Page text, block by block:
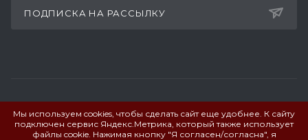
ПОДПИСКА НА РАССЫЛКУ
ПОЛИТИКА КОНФИДЕНЦИАЛЬНОСТИ
Мы используем cookies, чтобы сделать сайт еще удобнее. К сайту
подключен сервис Яндекс.Метрика, который также использует
файлы cookie. Нажимая кнопку "Я согласен/согласна", я